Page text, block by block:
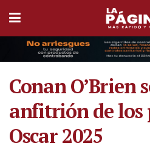
Conan O’Brien
anfitrión de los
Oscar 2025